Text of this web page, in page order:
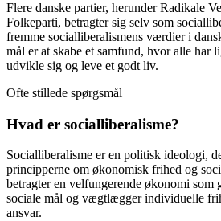
Flere danske partier, herunder Radikale
Folkeparti, betragter sig selv som
fremme socialliberalismens værdier i
mål er at skabe et samfund, hvor alle har
udvikle sig og leve et godt liv.
Ofte stillede spørgsmål
Hvad er socialliberalisme?
Socialliberalisme er en politisk ideologi,
principperne om økonomisk frihed og
betragter en velfungerende økonomi som
sociale mål og vægtlægger individuelle
ansvar.